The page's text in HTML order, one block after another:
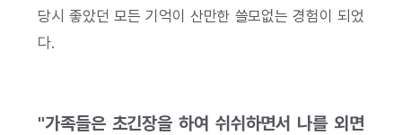
당시 좋았던 모든 기억이 산만한 쓸모없는 경험이 되었
다.
"가족들은 초긴장을 하여 쉬쉬하면서 나를 외면